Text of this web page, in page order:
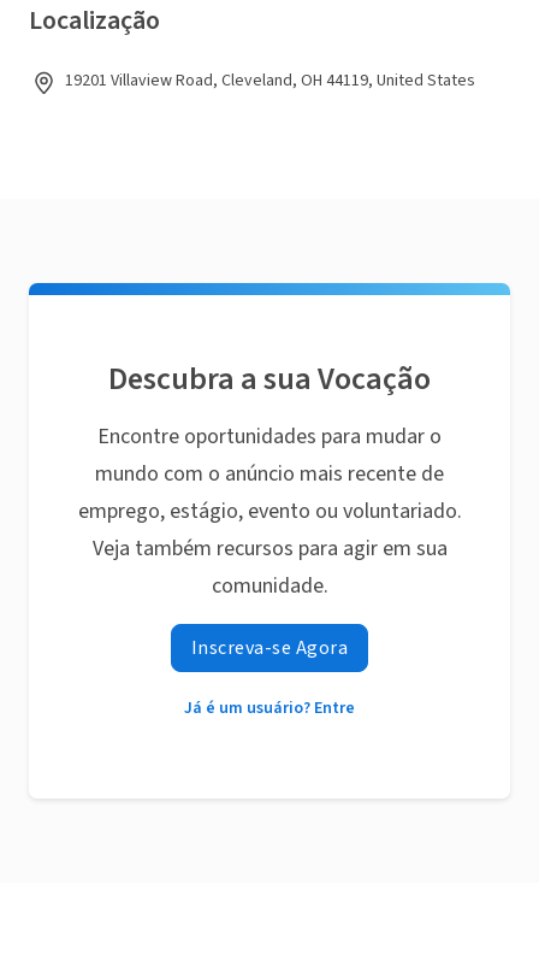
Localização
19201 Villaview Road, Cleveland, OH 44119, United States
Descubra a sua Vocação
Encontre oportunidades para mudar o
mundo com o anúncio mais recente de
emprego, estágio, evento ou voluntariado.
Veja também recursos para agir em sua
comunidade.
Inscreva-se Agora
Já é um usuário? Entre